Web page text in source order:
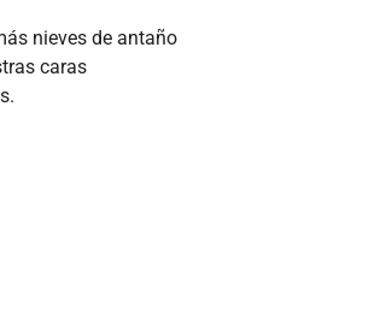
nieves de antaño
caras